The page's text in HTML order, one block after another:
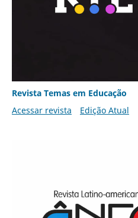
Revista Temas em Educação
Acessar revista
Edição Atual